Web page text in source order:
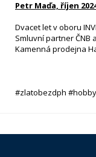
Petr Maďa, říjen
Dvacet let v oboru
Smluvní partner ČNB
Kamenná prodejna
#zlatobezdph